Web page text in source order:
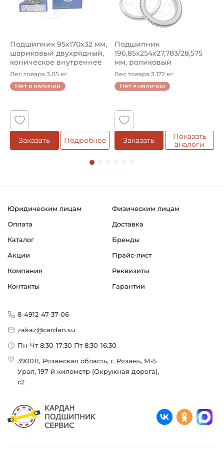
Подшипник 95х170х32 мм,
шариковый двухрядный,
коническое внутреннее
кол...
Вес товара 3.05 кг.
Нет в наличии
Заказать Подробнее
Подшипник
196,85х254х27,783/28,575
мм, роликовый
однорядный конический
...
Вес товара 3.172 кг.
Нет в наличии
Заказать
Показать
аналоги
Юридическим лицам
Физическим лицам
Оплата
Доставка
Каталог
Бренды
Акции
Прайс-лист
Компания
Реквизиты
Контакты
Гарантии
8-4912-47-37-06
zakaz@cardan.su
Пн-Чт 8:30-17:30 Пт 8:30-16:30
390011, Рязанская область, г. Рязань, М-5
Урал, 197-й километр (Окружная дорога),
с2